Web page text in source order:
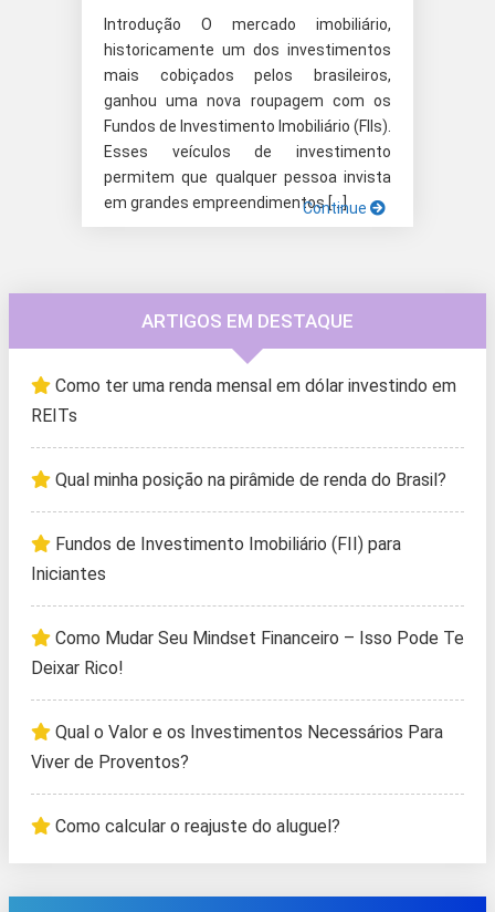
Introdução O mercado imobiliário,
historicamente um dos investimentos
mais cobiçados pelos brasileiros,
ganhou uma nova roupagem com os
Fundos de Investimento Imobiliário (FIIs).
Esses veículos de investimento
permitem que qualquer pessoa invista
em grandes empreendimentos […]
Continue
ARTIGOS EM DESTAQUE
Como ter uma renda mensal em dólar investindo em
REITs
Qual minha posição na pirâmide de renda do Brasil?
Fundos de Investimento Imobiliário (FII) para
Iniciantes
Como Mudar Seu Mindset Financeiro – Isso Pode Te
Deixar Rico!
Qual o Valor e os Investimentos Necessários Para
Viver de Proventos?
Como calcular o reajuste do aluguel?